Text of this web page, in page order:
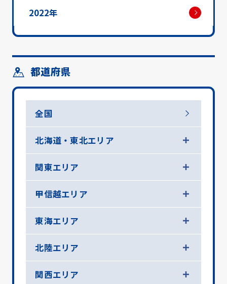
2022年
都道府県
全国
北海道・東北エリア
関東エリア
甲信越エリア
東海エリア
北陸エリア
関西エリア